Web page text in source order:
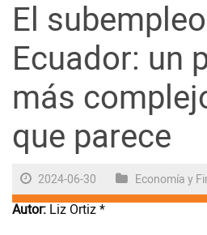
Sociedad
Trending
Ciencia y Tecnología
Firmas
Internacional
El
Ecuador: un
más
que parece
2024-06-30 Economía y
Autor: Liz Ortiz *